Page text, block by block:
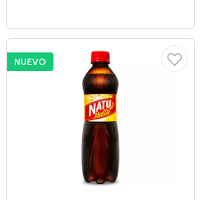
NUEVO